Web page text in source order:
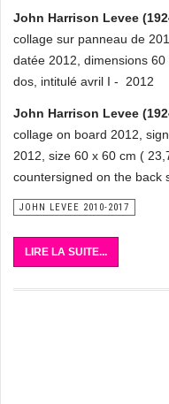
John Harrison Levee
collage sur panneau de
datée 2012, dimensions
dos, intitulé avril I - 2012
John Harrison Levee
collage on board 2012,
2012, size 60 x 60 cm (
countersigned on the back
JOHN LEVEE 2010-2017
LIRE LA SUITE...